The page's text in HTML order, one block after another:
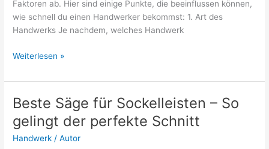
Faktoren ab. Hier sind einige Punkte, die beeinflussen können,
wie schnell du einen Handwerker bekommst: 1. Art des
Handwerks Je nachdem, welches Handwerk
Wie
dauert
einen
Handwerker
zu
Weiterlesen »
Beste Säge für Sockelleisten – So
gelingt der perfekte Schnitt
Handwerk /Autor